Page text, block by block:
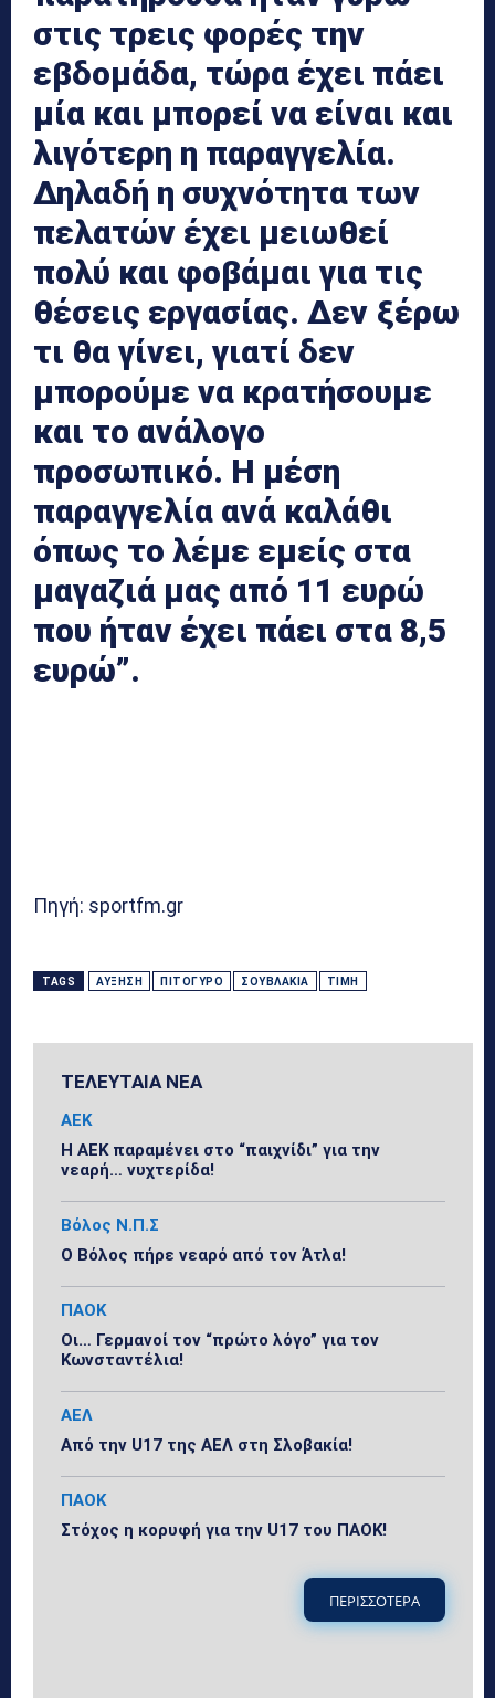
στις τρεις φορές την
εβδομάδα, τώρα έχει πάει
μία και μπορεί να είναι και
λιγότερη η παραγγελία.
Δηλαδή η συχνότητα των
πελατών έχει μειωθεί
πολύ και φοβάμαι για τις
θέσεις εργασίας. Δεν ξέρω
τι θα γίνει, γιατί δεν
μπορούμε να κρατήσουμε
και το ανάλογο
προσωπικό. Η μέση
παραγγελία ανά καλάθι
όπως το λέμε εμείς στα
μαγαζιά μας από 11 ευρώ
που ήταν έχει πάει στα 8,5
ευρώ”.
Πηγή: sportfm.gr
TAGS ΑΎΞΗΣΗ ΠΙΤΌΓΥΡΟ ΣΟΥΒΛΆΚΙΑ ΤΙΜΉ
ΤΕΛΕΥΤΑΙΑ ΝΕΑ
ΑΕΚ
Η ΑΕΚ παραμένει στο “παιχνίδι” για την
νεαρή… νυχτερίδα!
Βόλος Ν.Π.Σ
Ο Βόλος πήρε νεαρό από τον Άτλα!
ΠΑΟΚ
Οι… Γερμανοί τον “πρώτο λόγο” για τον
Κωνσταντέλια!
ΑΕΛ
Από την U17 της ΑΕΛ στη Σλοβακία!
ΠΑΟΚ
Στόχος η κορυφή για την U17 του ΠΑΟΚ!
ΠΕΡΙΣΣΟΤΕΡΑ